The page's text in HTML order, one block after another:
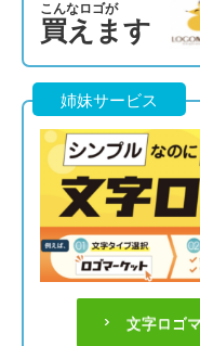
こんなロゴが
買えます
姉妹サービス
文字ロゴ